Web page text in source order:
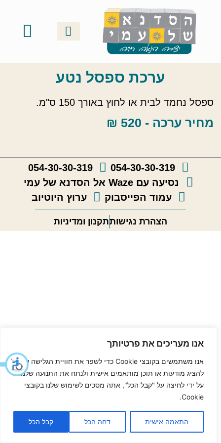
אנו מעריכים את פרטיותך
אנו משתמשים בקובצי Cookie כדי לשפר את חוויית הגלישה שלך,
להציג מודעות או תוכן מותאמים אישית ולנתח את התנועה שלנו.
על ידי לחיצה על "קבל הכל", אתה מסכים לשימוש שלנו בקובצי
Cookie.
התאמה אישית דחה הכל קבל הכל
ערכת ספסל נטע
ספסל נחמד לבית או לחוץ באורך 150 ס"מ.
מחיר ערכה - 520 ₪
054-30-30-319
054-30-30-319
נסיעה עם Waze אל הסדנא של עמי
עמוד הפייסבוק
ערוץ היוטיוב
הצהרת נגישותתקנון ומדיניות